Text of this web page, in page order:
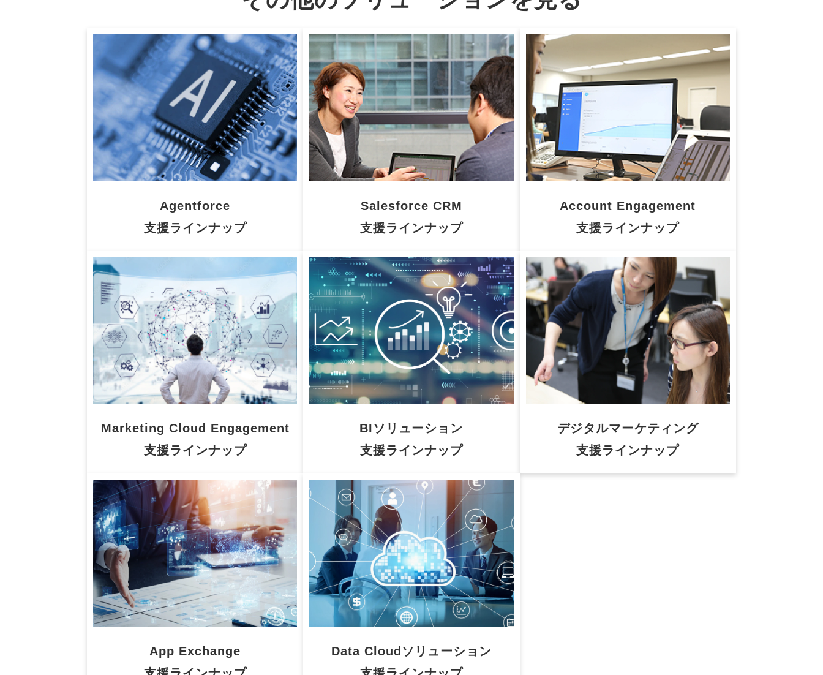
Agentforce
支援ラインナップ
Salesforce CRM
支援ラインナップ
Account Engagement
支援ラインナップ
Marketing Cloud Engagement
支援ラインナップ
BIソリューション
支援ラインナップ
デジタルマーケティング
支援ラインナップ
App Exchange
Data Cloudソリューション